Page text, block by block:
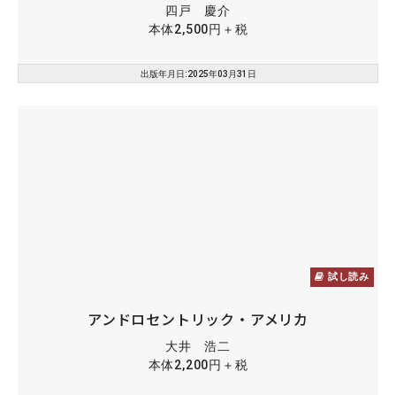
四戸 慶介
本体2,500円＋税
出版年月日:2025年03月31日
試し読み
アンドロセントリック・アメリカ
大井 浩二
本体2,200円＋税